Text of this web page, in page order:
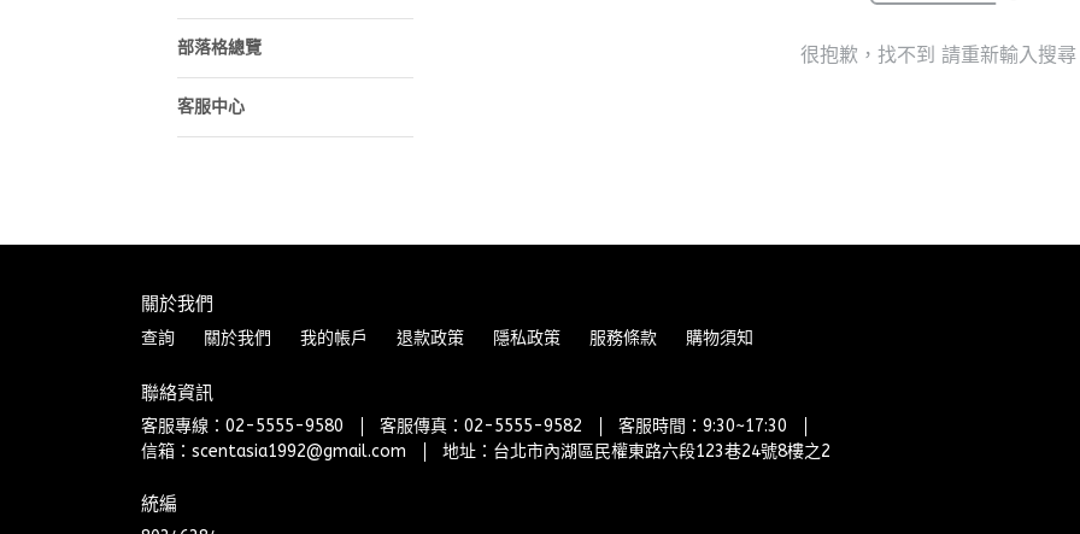
部落格總覽
客服中心
很抱歉，找不到 請重新輸入搜尋
關於我們
查詢 關於我們 我的帳戶 退款政策 隱私政策 服務條款 購物須知
聯絡資訊
客服專線：02-5555-9580 客服傳真：02-5555-9582
客服時間：9:30~17:30
信箱：scentasia1992@gmail.com
地址：台北市內湖區民權東路六段123巷24號8樓之2
統編